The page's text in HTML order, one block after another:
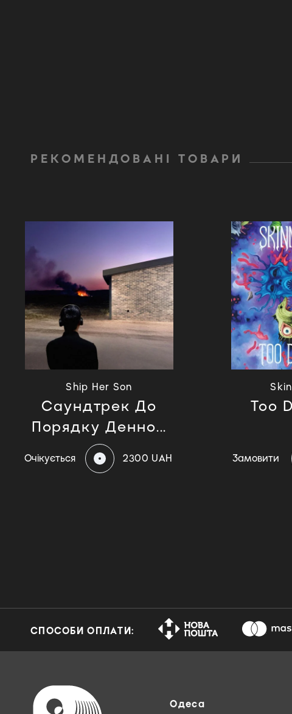
РЕКОМЕНДОВАНІ ТОВАРИ
Ship Her Son
Саундтрек До
Порядку Денно...
Очікується 2300 UAH
Too
Замовити
СПОСОБИ ОПЛАТИ:
Одеса